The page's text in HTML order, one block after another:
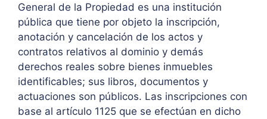
General de la Propiedad es una institución
pública que tiene por objeto la inscripción,
anotación y cancelación de los actos y
contratos relativos al dominio y demás
derechos reales sobre bienes inmuebles
identificables; sus libros, documentos y
actuaciones son públicos. Las inscripciones con
base al artículo 1125 que se efectúan en dicho